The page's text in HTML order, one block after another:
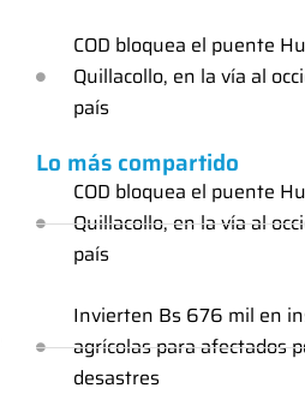
COD bloquea el puente
Quillacollo, en la vía al
país
Lo más compartido
COD bloquea el puente
Quillacollo, en la vía al
país
Invierten Bs 676 mil en
agrícolas para afectados
desastres